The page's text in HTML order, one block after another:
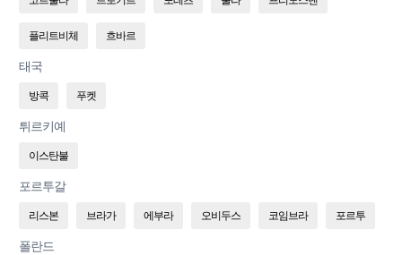
플리트비체 흐바르
태국
방콕 푸켓
튀르키예
이스탄불
포르투갈
리스본 브라가 에부라 오비두스 코임브라 포르투
폴란드